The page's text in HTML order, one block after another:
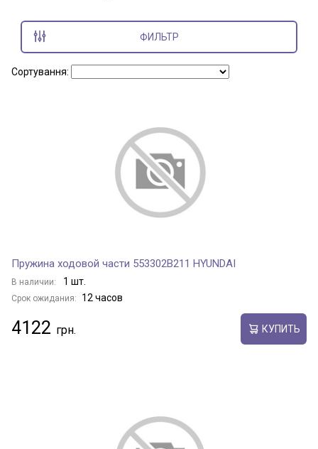
Hummer
Показать все марки
ФИЛЬТР
Сортування:
Пружина ходовой части 553302B211 HYUNDAI
В наличии: 1 шт.
Срок ожидания: 12 часов
4122 КУПИТЬ